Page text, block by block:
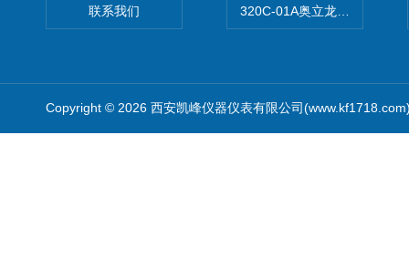
联系我们 320C-01A奥立龙实验室便携
Copyright © 2026 西安凯峰仪器仪表有限公司